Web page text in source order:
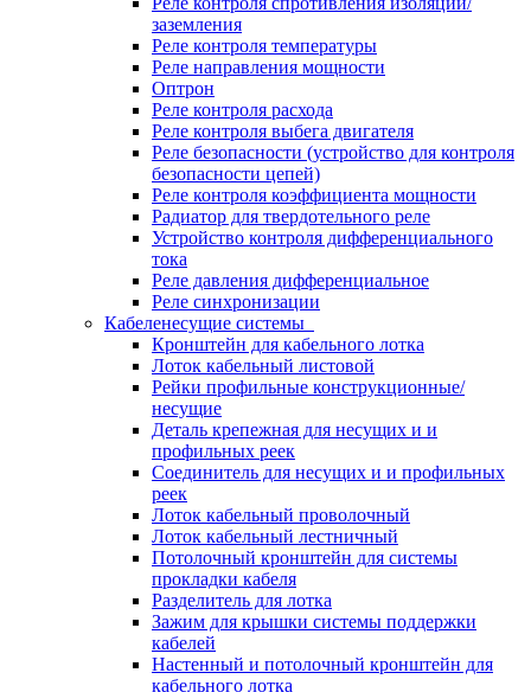
заземления
Реле контроля температуры
Реле направления мощности
Оптрон
Реле контроля расхода
Реле контроля выбега двигателя
Реле безопасности (устройство для контроля
безопасности цепей)
Реле контроля коэффициента мощности
Радиатор для твердотельного реле
Устройство контроля дифференциального
тока
Реле давления дифференциальное
Реле синхронизации
Кабеленесущие системы
Кронштейн для кабельного лотка
Лоток кабельный листовой
Рейки профильные конструкционные/
несущие
Деталь крепежная для несущих и и
профильных реек
Соединитель для несущих и и профильных
реек
Лоток кабельный проволочный
Лоток кабельный лестничный
Потолочный кронштейн для системы
прокладки кабеля
Разделитель для лотка
Зажим для крышки системы поддержки
кабелей
Настенный и потолочный кронштейн для
кабельного лотка